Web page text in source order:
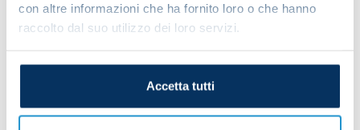
con altre informazioni che ha fornito loro o che hanno
raccolto dal suo utilizzo dei loro servizi.
Accetta tutti
ANGUISSA Frank
LOBOTKA Stanislav